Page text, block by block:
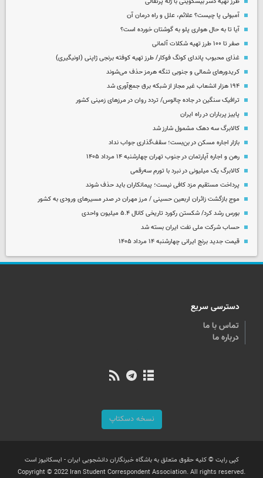
آمبولی پا چیست؟ علائم، علل و راه درمان آن
آیا تا به حال هواری پلو به گوشتان خورده است؟
صفر تا ۱۰۰ طرز تهیه شکلات آلمانی
غذای محبوب پاندای کونگ فوکار/ طرز تهیه کوفته برنجی ژاپنی (اونیگیری)
کریدورهای شمالی و جنوبی تنگه هرمز حذف می‌شوند
۱۹۴ هزار انشعاب غیر مجاز از شبکه برق جمع‌آوری شد
ترافیک سنگین در جاده چالوس/ تردد روان در مرزهای زمینی کشور
پاییز پرباران در راه ایران
کالابرگ سه دهک مشمول شارز شد
بازار اجاره مسکن در بن‌بست؛ سقف‌گذاری جواب نداد
رهن و اجاره آپارتمان در جنوب تهران چهارشنبه ۱۴ مرداد ۱۴۰۵
کالابرگ یک میلیونی در نبرد با تورم سه‌رقمی
پرداخت مستقیم مزد کافی نیست؛ پیمانکاران باید حذف شوند
موج بازگشت زائران اربعین حسینی / مرز مهران در صدر مسیرهای ورودی به کشور
بورس رشد کرد/ شکستن رکورد تاریخی کانال ۵.۴ میلیون واحدی
حساب‌ شرکت ملی نفت ایران بسته شد
قیمت جدید برنج ایرانی چهارشنبه ۱۴ مرداد ۱۴۰۵
دسترسی سریع
تماس با ما
درباره ما
نسخه دسکتاپ
کپی رایت © کلیه حقوق متعلق به باشگاه خبرنگاران دانشجویی ایران - ایسکانیوز است
Copyright © 2022 Iran Student Correspondent Association. All rights reserved.